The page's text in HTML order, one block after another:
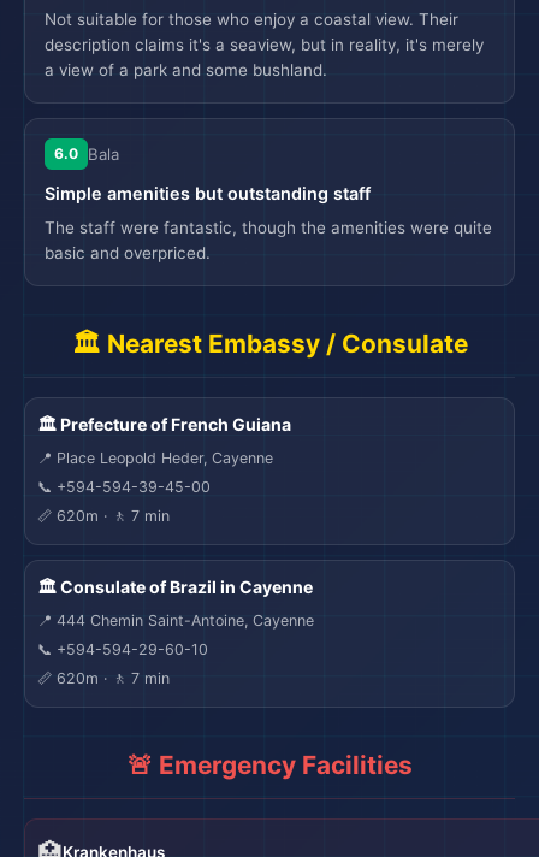
Not suitable for those who enjoy a coastal view. Their
description claims it's a seaview, but in reality, it's merely
a view of a park and some bushland.
6.0 Bala
Simple amenities but outstanding staff
The staff were fantastic, though the amenities were quite
basic and overpriced.
🏛️ Nearest Embassy / Consulate
🏛️ Prefecture of French Guiana
📍 Place Leopold Heder, Cayenne
📞 +594-594-39-45-00
📏 620m · 🚶 7 min
🏛️ Consulate of Brazil in Cayenne
📍 444 Chemin Saint-Antoine, Cayenne
📞 +594-594-29-60-10
📏 620m · 🚶 7 min
🚨 Emergency Facilities
Krankenhaus